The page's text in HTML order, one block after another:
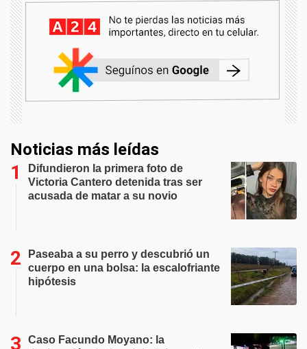
Noticias más leídas
Difundieron la primera foto de
Victoria Cantero detenida tras ser
acusada de matar a su novio
Paseaba a su perro y descubrió un
cuerpo en una bolsa: la escalofriante
hipótesis
Caso Facundo Moyano: la